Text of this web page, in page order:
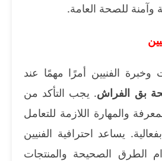
للصحة العامة.
وخبرة الفنيين أمرًا مهمًا عند
بق الفراش. يجب التأكد من
والمهارة اللازمة للتعامل
يساعد احترافية الفنيين
الطرق الصحيحة والمنتجات